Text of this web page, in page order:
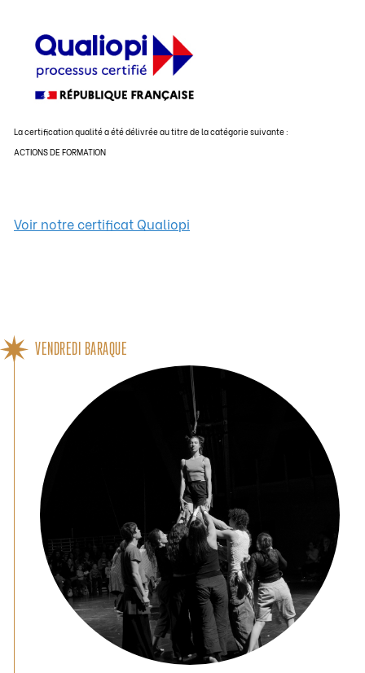
La certification qualité a été délivrée au titre de la catégorie suivante :
ACTIONS DE FORMATION
Voir notre certificat Qualiopi
VENDREDI BARAQUE